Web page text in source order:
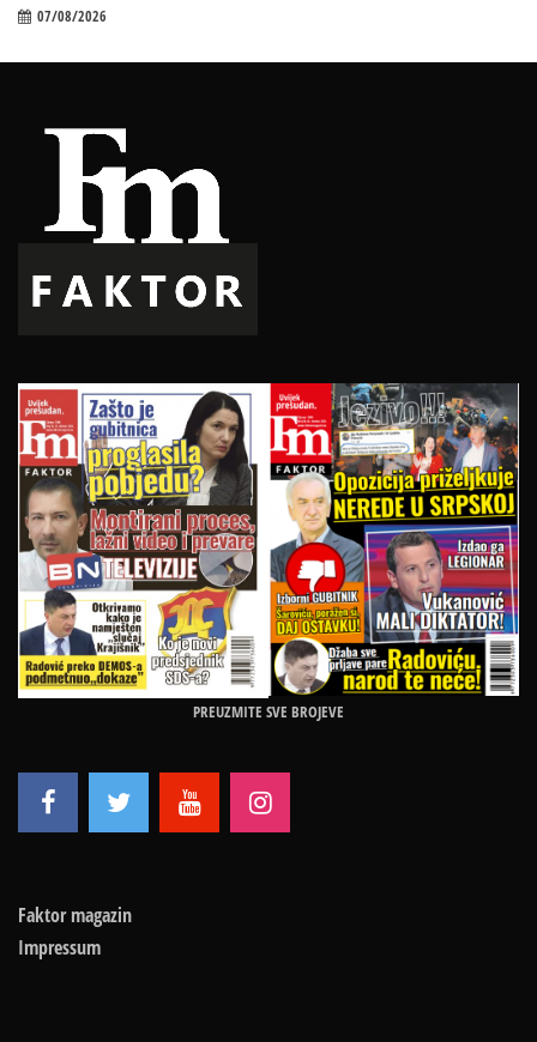
07/08/2026
PREUZMITE SVE BROJEVE
Faktor magazin
Impressum